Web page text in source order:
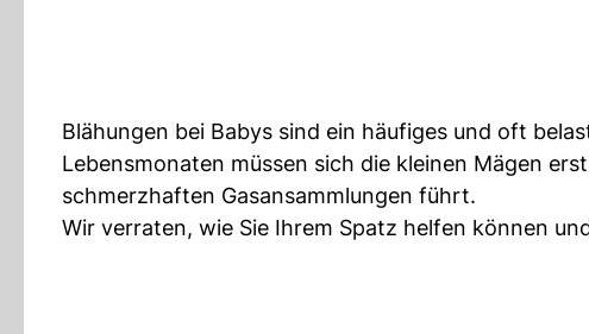
Blähungen bei Babys sind ein häufiges und oft
Lebensmonaten müssen sich die kleinen Mägen
schmerzhaften Gasansammlungen führt.
Wir verraten, wie Sie Ihrem Spatz helfen können